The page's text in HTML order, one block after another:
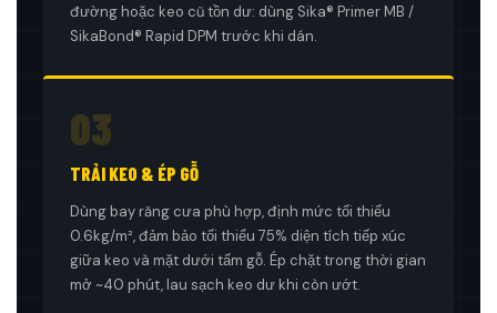
đường hoặc keo cũ tồn dư: dùng Sika® Primer MB /
SikaBond® Rapid DPM trước khi dán.
03
TRẢI KEO & ÉP GỖ
Dùng bay răng cưa phù hợp, định mức tối thiểu
0.6kg/m², đảm bảo tối thiểu 75% diện tích tiếp xúc
giữa keo và mặt dưới tấm gỗ. Ép chặt trong thời gian
mở ~40 phút, lau sạch keo dư khi còn ướt.